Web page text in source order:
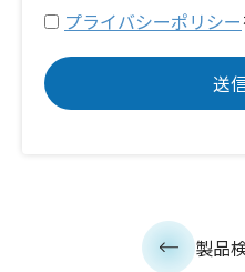
プライバシーポリシー
製品